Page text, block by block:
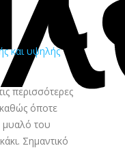
και υψηλής
περισσότερες
καθώς όποτε
μυαλό του
Σημαντικό